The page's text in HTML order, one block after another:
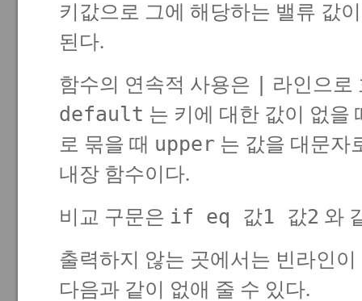
키값으로 그에 해당하는 밸류 값
된다.
함수의 연속적 사용은
라인으로
default 는 키에 대한 값이 없을
로 묶을 때 upper 는 값을 대문자
내장 함수이다.
비교 구문은 if eq 값1 값2 와
출력하지 않는 곳에서는 빈라인
다음과 같이 없애 줄 수 있다.